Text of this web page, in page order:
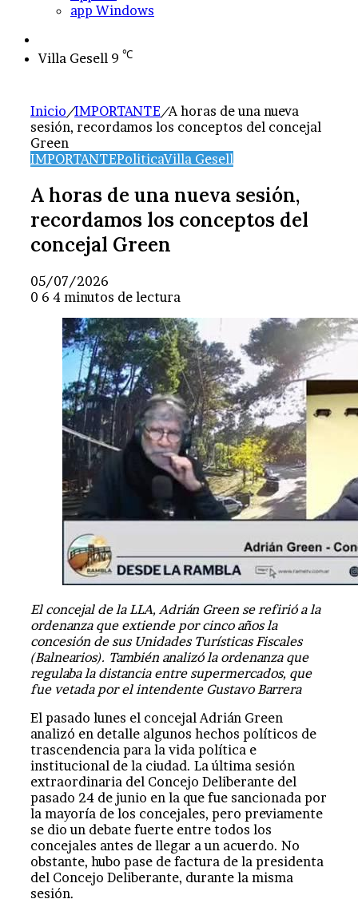
app Windows
skin
Villa Gesell 9 ℃
Inicio/IMPORTANTE/A horas de una nueva
sesión, recordamos los conceptos del concejal
Green
IMPORTANTEPoliticaVilla Gesell
A horas de una nueva sesión,
recordamos los conceptos del
concejal Green
05/07/2026
0 6 4 minutos de lectura
El concejal de la LLA, Adrián Green se refirió a la
ordenanza que extiende por cinco años la
concesión de sus Unidades Turísticas Fiscales
(Balnearios). También analizó la ordenanza que
regulaba la distancia entre supermercados, que
fue vetada por el intendente Gustavo Barrera
El pasado lunes el concejal Adrián Green
analizó en detalle algunos hechos políticos de
trascendencia para la vida política e
institucional de la ciudad. La última sesión
extraordinaria del Concejo Deliberante del
pasado 24 de junio en la que fue sancionada por
la mayoría de los concejales, pero previamente
se dio un debate fuerte entre todos los
concejales antes de llegar a un acuerdo. No
obstante, hubo pase de factura de la presidenta
del Concejo Deliberante, durante la misma
sesión.